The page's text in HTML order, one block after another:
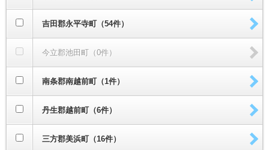
吉田郡永平寺町（54件）
今立郡池田町（0件）
南条郡南越前町（1件）
丹生郡越前町（6件）
三方郡美浜町（16件）